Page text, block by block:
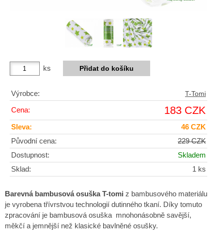
ks
Výrobce: T-Tomi
Cena: 183 CZK
Sleva:
46 CZK
Původní cena:
229 CZK
Dostupnost:
Skladem
Sklad:
1 ks
Barevná bambusová osuška T-tomi z bambusového materiálu
je vyrobena třívrstvou technologií dutinného tkaní. Díky tomuto
zpracování je bambusová osuška mnohonásobně savější,
měkčí a jemnější než klasické bavlněné osušky.